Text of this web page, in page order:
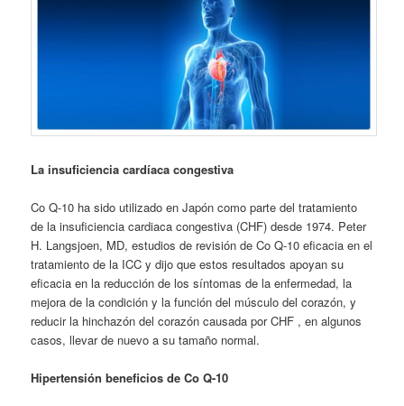
La insuficiencia cardíaca congestiva
Co Q-10 ha sido utilizado en Japón como parte del tratamiento
de la insuficiencia cardiaca congestiva (CHF) desde 1974. Peter
H. Langsjoen, MD, estudios de revisión de Co Q-10 eficacia en el
tratamiento de la ICC y dijo que estos resultados apoyan su
eficacia en la reducción de los síntomas de la enfermedad, la
mejora de la condición y la función del músculo del corazón, y
reducir la hinchazón del corazón causada por CHF , en algunos
casos, llevar de nuevo a su tamaño normal.
Hipertensión beneficios de Co Q-10